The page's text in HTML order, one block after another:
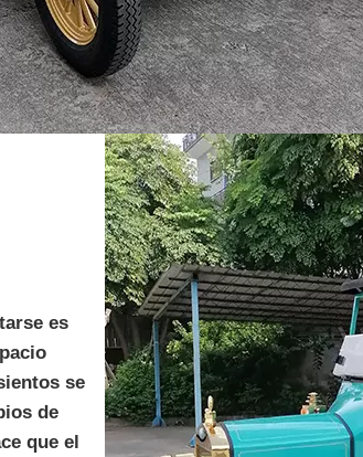
es
se
de
que el